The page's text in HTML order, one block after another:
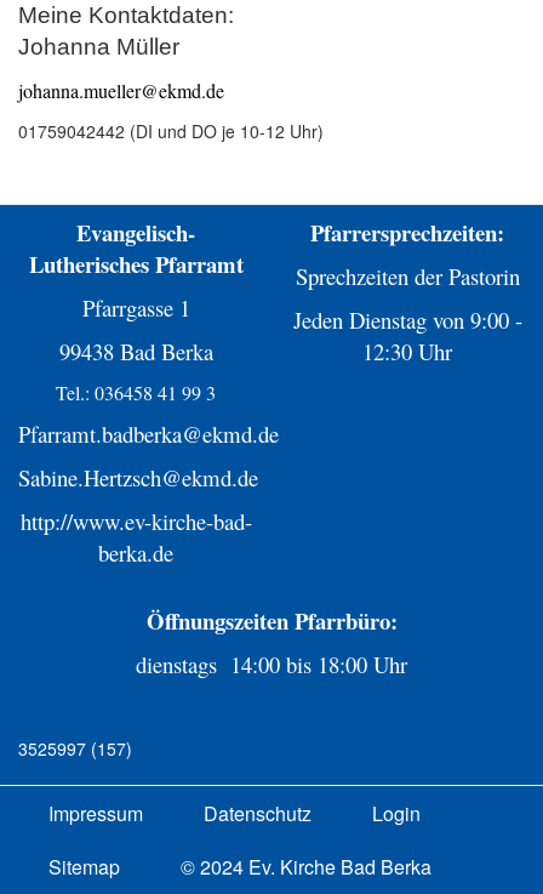
Meine Kontaktdaten:
Johanna Müller
johanna.mueller@ekmd.de
01759042442 (DI und DO je 10-12 Uhr)
Evangelisch-
Lutherisches Pfarramt
Pfarrgasse 1
99438 Bad Berka
Tel.: 036458 41 99 3
Pfarramt.badberka@ekmd.de
Sabine.Hertzsch@ekmd.de
http://www.ev-kirche-bad-
berka.de
Pfarrersprechzeiten:
Sprechzeiten der Pastorin
Jeden Dienstag von 9:00 -
12:30 Uhr
Öffnungszeiten Pfarrbüro:
dienstags 14:00 bis 18:00 Uhr
3525997 (157)
Impressum Datenschutz
Login
Sitemap
© 2024 Ev. Kirche Bad Berka